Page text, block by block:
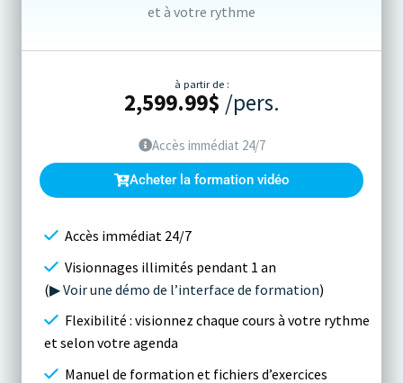
et à votre rythme
à partir de :
2,599.99$ /pers.
Accès immédiat 24/7
Acheter la formation vidéo
Accès immédiat 24/7
Visionnages illimités pendant 1 an
(▶ Voir une démo de l’interface de formation)
Flexibilité : visionnez chaque cours à votre rythme
et selon votre agenda
Manuel de formation et fichiers d’exercices